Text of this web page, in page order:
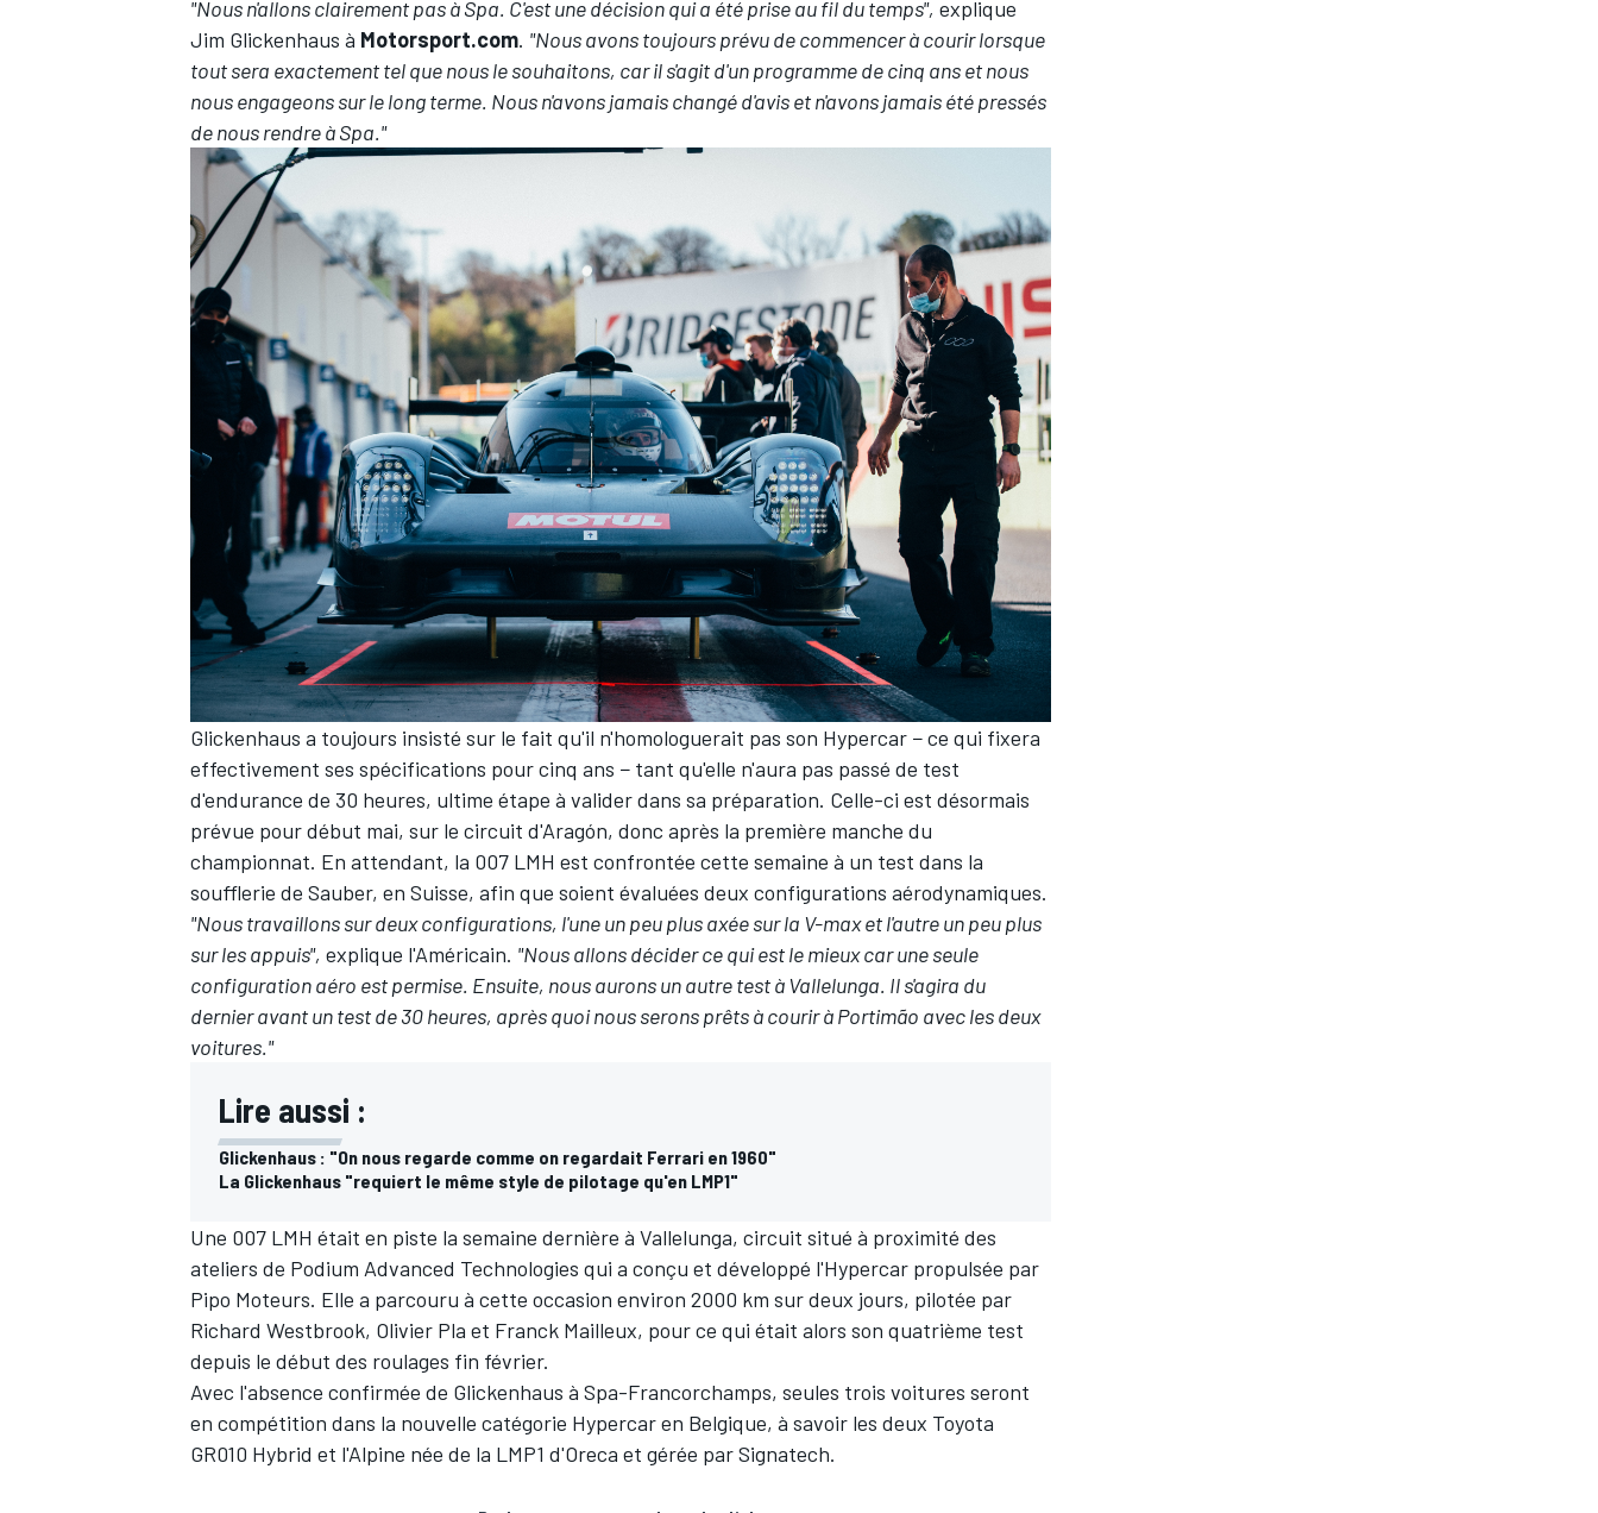
AUTRES CHAMPIONNATS
"Nous n'allons clairement pas à Spa. C'est une décision qui a été prise au fil du temps", explique
Jim Glickenhaus à Motorsport.com. "Nous avons toujours prévu de commencer à courir lorsque
tout sera exactement tel que nous le souhaitons, car il s'agit d'un programme de cinq ans et nous
nous engageons sur le long terme. Nous n'avons jamais changé d'avis et n'avons jamais été pressés
de nous rendre à Spa."
Glickenhaus a toujours insisté sur le fait qu'il n'homologuerait pas son Hypercar − ce qui fixera
effectivement ses spécifications pour cinq ans − tant qu'elle n'aura pas passé de test
d'endurance de 30 heures, ultime étape à valider dans sa préparation. Celle-ci est désormais
prévue pour début mai, sur le circuit d'Aragón, donc après la première manche du
championnat. En attendant, la 007 LMH est confrontée cette semaine à un test dans la
soufflerie de Sauber, en Suisse, afin que soient évaluées deux configurations aérodynamiques.
"Nous travaillons sur deux configurations, l'une un peu plus axée sur la V-max et l'autre un peu plus
sur les appuis", explique l'Américain. "Nous allons décider ce qui est le mieux car une seule
configuration aéro est permise. Ensuite, nous aurons un autre test à Vallelunga. Il s'agira du
dernier avant un test de 30 heures, après quoi nous serons prêts à courir à Portimão avec les deux
voitures."
Lire aussi :
Glickenhaus : "On nous regarde comme on regardait Ferrari en 1960"
La Glickenhaus "requiert le même style de pilotage qu'en LMP1"
Une 007 LMH était en piste la semaine dernière à Vallelunga, circuit situé à proximité des
ateliers de Podium Advanced Technologies qui a conçu et développé l'Hypercar propulsée par
Pipo Moteurs. Elle a parcouru à cette occasion environ 2000 km sur deux jours, pilotée par
Richard Westbrook, Olivier Pla et Franck Mailleux, pour ce qui était alors son quatrième test
depuis le début des roulages fin février.
Avec l'absence confirmée de Glickenhaus à Spa-Francorchamps, seules trois voitures seront
en compétition dans la nouvelle catégorie Hypercar en Belgique, à savoir les deux Toyota
GR010 Hybrid et l'Alpine née de la LMP1 d'Oreca et gérée par Signatech.